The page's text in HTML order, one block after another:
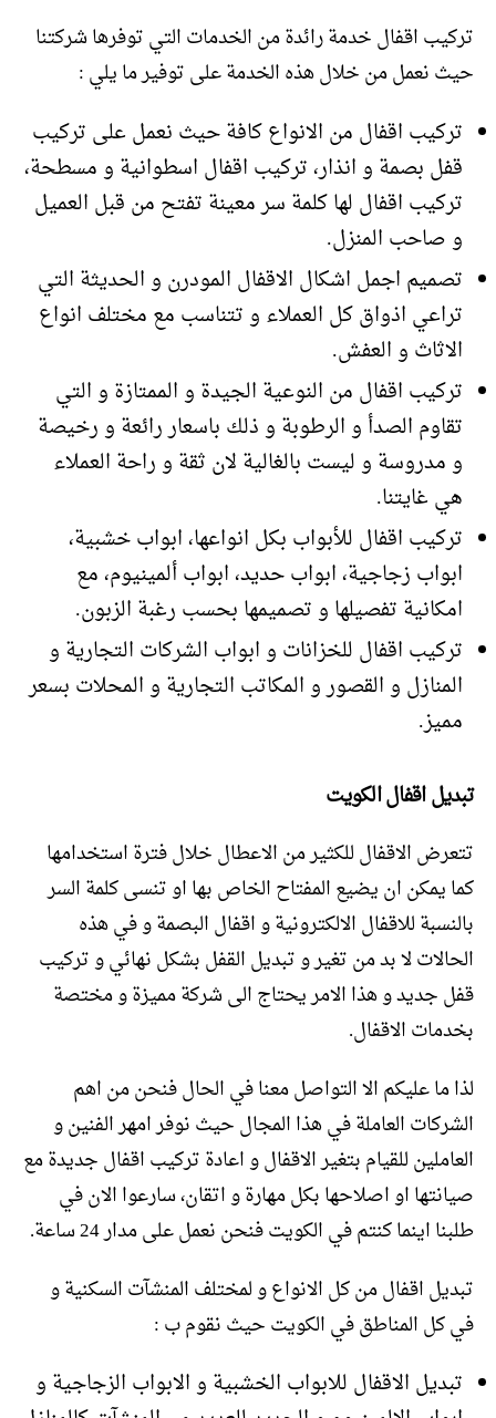
تركيب اقفال خدمة رائدة من الخدمات التي توفرها شركتنا
حيث نعمل من خلال هذه الخدمة على توفير ما يلي :
تركيب اقفال من الانواع كافة حيث نعمل على تركيب
قفل بصمة و انذار، تركيب اقفال اسطوانية و مسطحة،
تركيب اقفال لها كلمة سر معينة تفتح من قبل العميل
و صاحب المنزل.
تصميم اجمل اشكال الاقفال المودرن و الحديثة التي
تراعي اذواق كل العملاء و تتناسب مع مختلف انواع
الاثاث و العفش.
تركيب اقفال من النوعية الجيدة و الممتازة و التي
تقاوم الصدأ و الرطوبة و ذلك باسعار رائعة و رخيصة
و مدروسة و ليست بالغالية لان ثقة و راحة العملاء
هي غايتنا.
تركيب اقفال للأبواب بكل انواعها، ابواب خشبية،
ابواب زجاجية، ابواب حديد، ابواب ألمينيوم، مع
امكانية تفصيلها و تصميمها بحسب رغبة الزبون.
تركيب اقفال للخزانات و ابواب الشركات التجارية و
المنازل و القصور و المكاتب التجارية و المحلات بسعر
مميز.
تبديل اقفال الكويت
تتعرض الاقفال للكثير من الاعطال خلال فترة استخدامها
كما يمكن ان يضيع المفتاح الخاص بها او تنسى كلمة السر
بالنسبة للاقفال الالكترونية و اقفال البصمة و في هذه
الحالات لا بد من تغير و تبديل القفل بشكل نهائي و تركيب
قفل جديد و هذا الامر يحتاج الى شركة مميزة و مختصة
بخدمات الاقفال.
لذا ما عليكم الا التواصل معنا في الحال فنحن من اهم
الشركات العاملة في هذا المجال حيث نوفر امهر الفنين و
العاملين للقيام بتغير الاقفال و اعادة تركيب اقفال جديدة مع
صيانتها او اصلاحها بكل مهارة و اتقان، سارعوا الان في
طلبنا اينما كنتم في الكويت فنحن نعمل على مدار 24 ساعة.
تبديل اقفال من كل الانواع و لمختلف المنشآت السكنية و
في كل المناطق في الكويت حيث نقوم ب :
تبديل الاقفال للابواب الخشبية و الابواب الزجاجية و